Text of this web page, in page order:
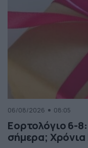
06/08/2026 08:05
Εορτολόγιο 6-
σήμερα;